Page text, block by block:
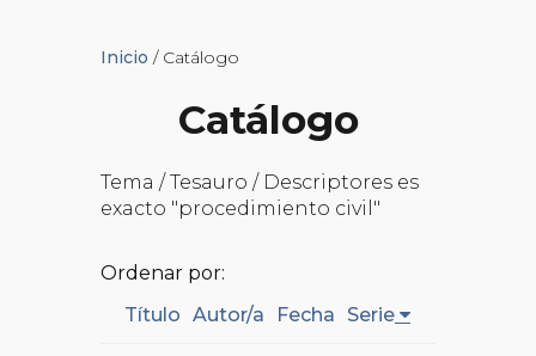
Inicio / Catálogo
Catálogo
Tema / Tesauro / Descriptores es
exacto "procedimiento civil"
Ordenar por:
Título Autor/a Fecha Serie